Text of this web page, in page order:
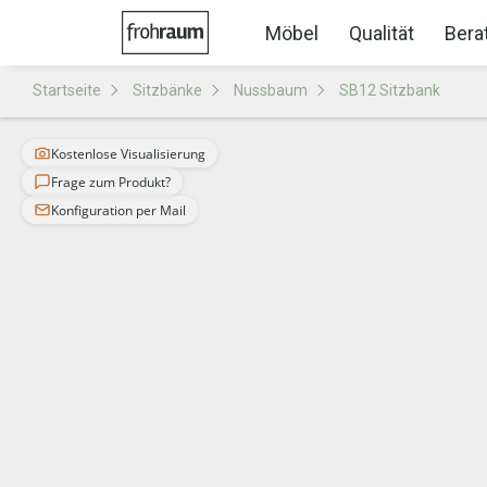
Möbel Qualität
Startseite Sitzbänke Nussbaum SB12 Sitzbank
Kostenlose Visualisierung
Frage zum Produkt?
Konfiguration per Mail